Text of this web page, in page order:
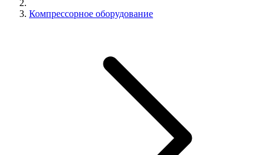
Компрессорное оборудование